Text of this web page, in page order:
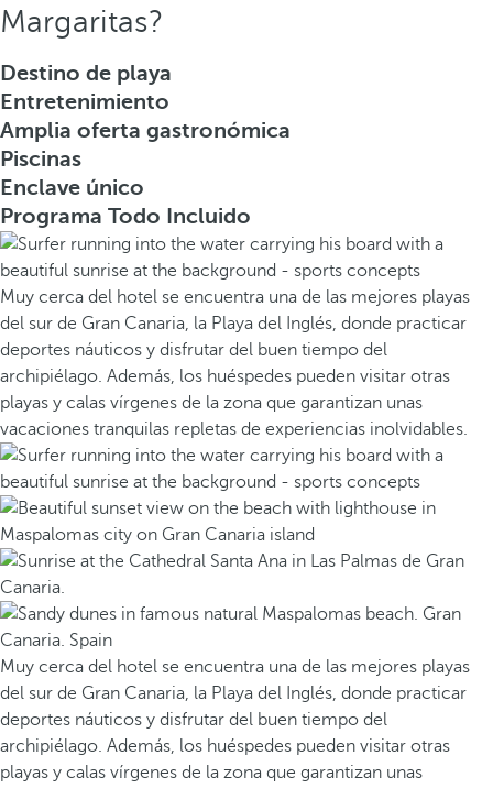
Margaritas?
Destino de playa
Entretenimiento
Amplia oferta gastronómica
Piscinas
Enclave único
Programa Todo Incluido
Muy cerca del hotel se encuentra una de las mejores playas
del sur de Gran Canaria, la Playa del Inglés, donde practicar
deportes náuticos y disfrutar del buen tiempo del
archipiélago. Además, los huéspedes pueden visitar otras
playas y calas vírgenes de la zona que garantizan unas
vacaciones tranquilas repletas de experiencias inolvidables.
Muy cerca del hotel se encuentra una de las mejores playas
del sur de Gran Canaria, la Playa del Inglés, donde practicar
deportes náuticos y disfrutar del buen tiempo del
archipiélago. Además, los huéspedes pueden visitar otras
playas y calas vírgenes de la zona que garantizan unas